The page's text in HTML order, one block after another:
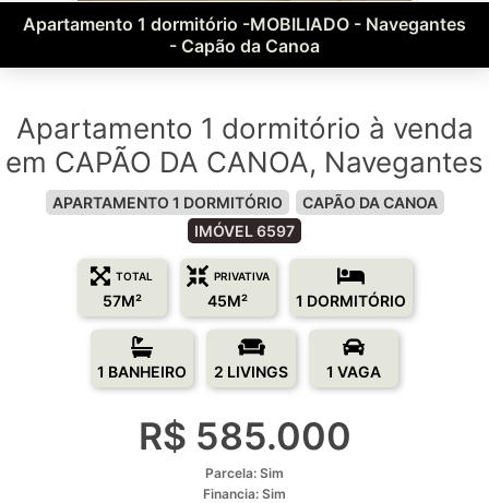
Apartamento 1 dormitório -MOBILIADO - Navegantes
- Capão da Canoa
Apartamento 1 dormitório à venda
em CAPÃO DA CANOA, Navegantes
APARTAMENTO 1 DORMITÓRIO
CAPÃO DA CANOA
IMÓVEL 6597
TOTAL
57M²
PRIVATIVA
45M² 1 DORMITÓRIO
1 BANHEIRO 2 LIVINGS 1 VAGA
R$ 585.000
Parcela: Sim
Financia: Sim